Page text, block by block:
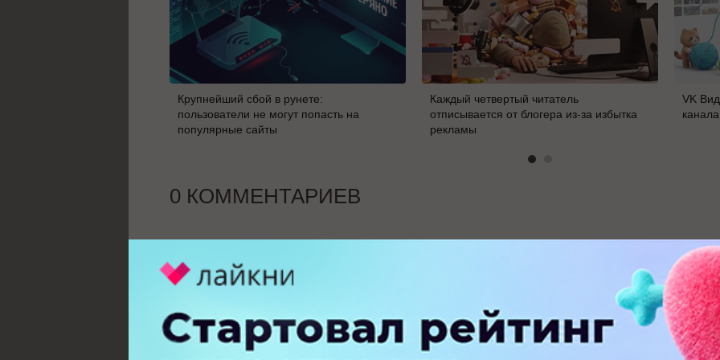
Крупнейший сбой в рунете:
пользователи не могут попасть на
популярные сайты
Каждый четвертый читатель
отписывается от блогера из-за избытка
рекламы
VK
0 КОММЕНТАРИЕВ